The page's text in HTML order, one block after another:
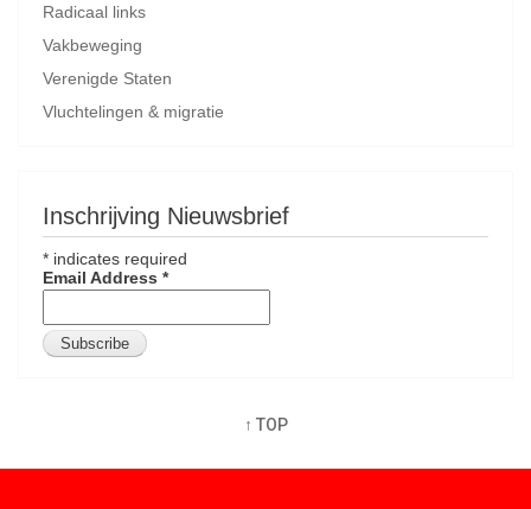
Radicaal links
Vakbeweging
Verenigde Staten
Vluchtelingen & migratie
Inschrijving Nieuwsbrief
* indicates required
Email Address *
↑ TOP